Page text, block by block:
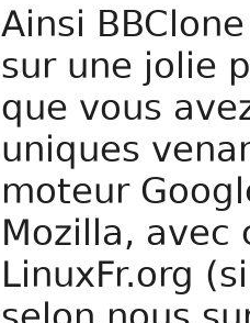
Ainsi
sur une jolie
que vous
uniques
moteur
Mozilla,
LinuxFr.org